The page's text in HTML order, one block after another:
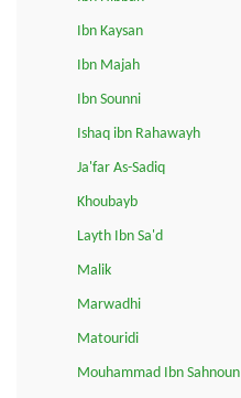
Ibn Kaysan
Ibn Majah
Ibn Sounni
Ishaq ibn Rahawayh
Ja'far As-Sadiq
Khoubayb
Layth Ibn Sa'd
Malik
Marwadhi
Matouridi
Mouhammad Ibn Sahnoun